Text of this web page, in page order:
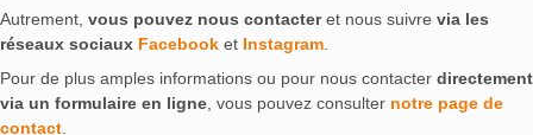
J.J Whitley(0) J.M(0) Jack Daniel's(0)
Jack Ryan(0) Jägermeister(0)
Jameson(0) Jefferson's(0) Jewel Lines(0)
Jim Beam(0) Jin Jiji(0) Jodhpur (0)
Autrement, vous pouvez nous contacteret nous suivre via les
réseaux sociaux Facebook et Instagram
Pour de plus amples informations ou pour nous contacter directement
via un formulaire en ligne , vous pouvez consulter notre page de
contact